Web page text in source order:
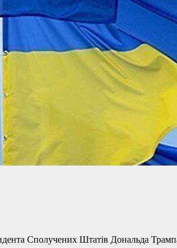
Сполучених Штатів Дональда